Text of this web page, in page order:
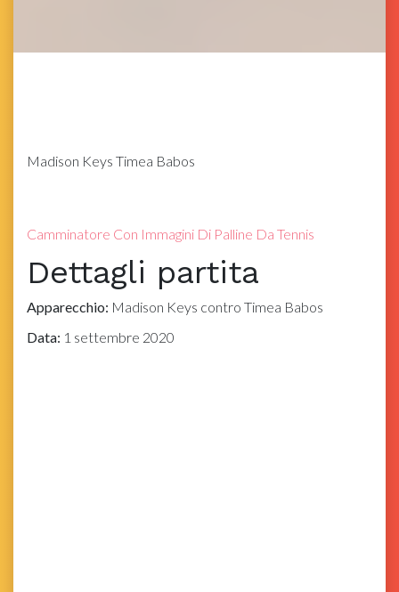
Madison Keys Timea Babos
Camminatore Con Immagini Di Palline Da Tennis
Dettagli partita
Apparecchio: Madison Keys contro Timea Babos
Data: 1 settembre 2020